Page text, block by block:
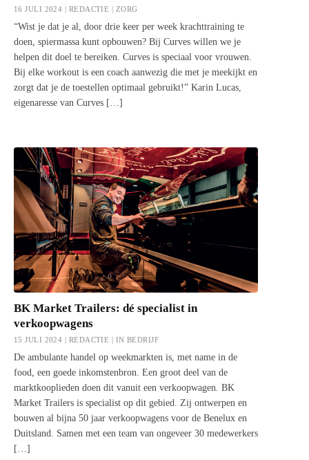
16 JULI 2024 | REDACTIE | ZORG
“Wist je dat je al, door drie keer per week krachttraining te
doen, spiermassa kunt opbouwen? Bij Curves willen we je
helpen dit doel te bereiken. Curves is speciaal voor vrouwen.
Bij elke workout is een coach aanwezig die met je meekijkt en
zorgt dat je de toestellen optimaal gebruikt!” Karin Lucas,
eigenaresse van Curves […]
BK Market Trailers: dé specialist in
verkoopwagens
15 JULI 2024 | REDACTIE | IN BEDRIJF
De ambulante handel op weekmarkten is, met name in de
food, een goede inkomstenbron. Een groot deel van de
marktkooplieden doen dit vanuit een verkoopwagen. BK
Market Trailers is specialist op dit gebied. Zij ontwerpen en
bouwen al bijna 50 jaar verkoopwagens voor de Benelux en
Duitsland. Samen met een team van ongeveer 30 medewerkers
[…]